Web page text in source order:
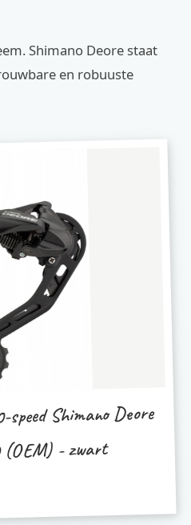
Shimano Deore staat
en robuuste
Shimano Deore
(OEM) - zwart